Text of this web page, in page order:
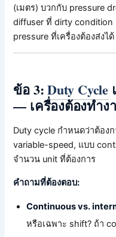
(เมตร) บวกกับ pressure
diffuser ที่ dirty condition
pressure ที่เครื่องต้องส่งได้
ข้อ 3:Duty Cycle
— เครื่องต้องทำ
Duty cycle กำหนดว่าต้อง
variable-speed, แบบ
จำนวน unit ที่ต้องการ
คำถามที่ต้องตอบ:
Continuous vs.
หรือเฉพาะ shift? ถ้า